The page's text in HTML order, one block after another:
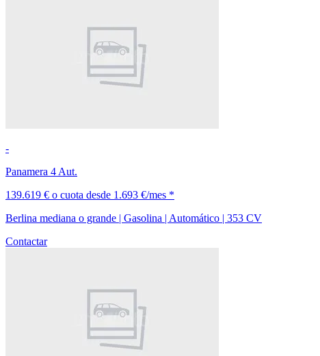
-
Panamera 4 Aut.
139.619 € o cuota desde 1.693 €/mes *
Berlina mediana o grande | Gasolina | Automático | 353 CV
Contactar